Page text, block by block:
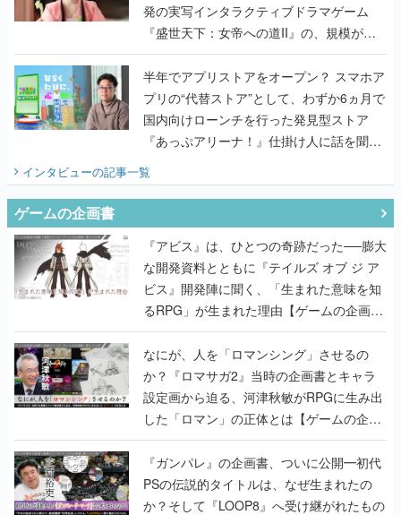
発の実写インタラクティブドラマゲーム
『盛世天下：女帝への道II』の、規模が違
うこだわりをプロデューサーに聞いた
半年でアプリストアをオープン？ スマホア
プリの“代替ストア”として、わずか6ヵ月で
国内向けローンチを行った発見型ストア
『あっぷアリーナ！』仕掛け人に話を聞い
インタビューの記事一覧
ゲームの企画書
『アビス』は、ひとつの奇跡だった──膨大
な開発資料とともに『テイルズ オブ ジ ア
ビス』開発陣に聞く、「生まれた意味を知
るRPG」が生まれた理由【ゲームの企画
書】
なにが、人を「ロマンシング」させるの
か？『ロマサガ2』当時の企画書とキャラ
設定画から迫る、河津秋敏がRPGに生み出
した「ロマン」の正体とは【ゲームの企画
書】
『ガンパレ』の企画書、ついに公開━初代
PSの伝説的タイトルは、なぜ生まれたの
か？そして『LOOP8』へ受け継がれたもの